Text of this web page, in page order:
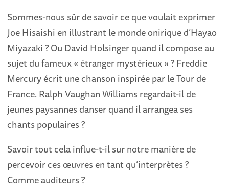
Sommes-nous sûr de savoir ce que voulait exprimer
Joe Hisaishi en illustrant le monde onirique d’Hayao
Miyazaki ? Ou David Holsinger quand il compose au
sujet du fameux « étranger mystérieux » ? Freddie
Mercury écrit une chanson inspirée par le Tour de
France. Ralph Vaughan Williams regardait-il de
jeunes paysannes danser quand il arrangea ses
chants populaires ?
Savoir tout cela influe-t-il sur notre manière de
percevoir ces œuvres en tant qu’interprètes ?
Comme auditeurs ?